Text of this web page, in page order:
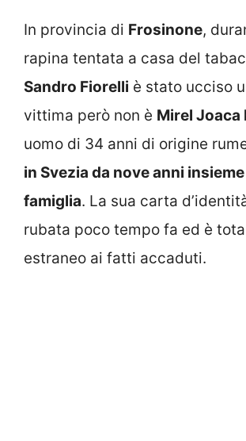
In provincia di Frosinone,
rapina tentata a casa del
Sandro Fiorelli è stato ucciso
vittima però non è Mirel Joaca
uomo di 34 anni di origine
in Svezia da nove anni
famiglia. La sua carta
rubata poco tempo fa ed è
estraneo ai fatti accaduti.